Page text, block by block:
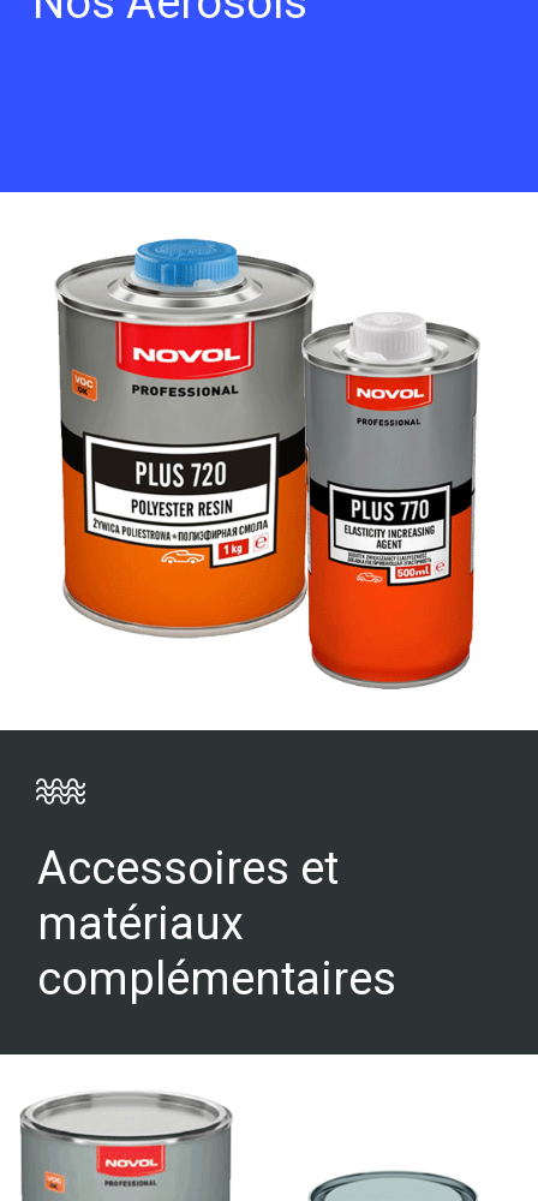
Accessoires et
matériaux
complémentaires